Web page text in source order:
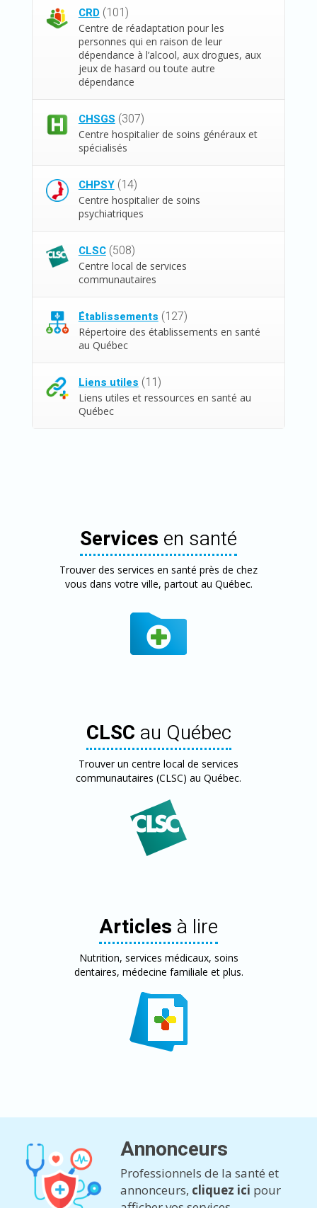
CRD (101)
Centre de réadaptation pour les
personnes qui en raison de leur
dépendance à l’alcool, aux drogues, aux
jeux de hasard ou toute autre
dépendance
CHSGS (307)
Centre hospitalier de soins généraux et
spécialisés
CHPSY (14)
Centre hospitalier de soins
psychiatriques
CLSC (508)
Centre local de services
communautaires
Établissements (127)
Répertoire des établissements en santé
au Québec
Liens utiles (11)
Liens utiles et ressources en santé au
Québec
Services en santé
Trouver des services en santé près de chez
vous dans votre ville, partout au Québec.
CLSC au Québec
Trouver un centre local de services
communautaires (CLSC) au Québec.
Articles à lire
Nutrition, services médicaux, soins
dentaires, médecine familiale et plus.
Annonceurs
Professionnels de la santé et
annonceurs, cliquez ici pour